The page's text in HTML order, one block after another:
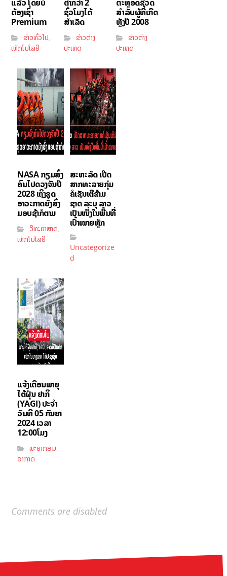
ແລ້ວ ໂດຍບໍ່
ຕ້ອງເຊົ່າ
Premium
ຂ່າວທົ່ວໄປ,
ເທັກໂນໂລຢີ
ຕ່ຳກວ່າ 2
ຊົ່ວໂມງໄດ້
ສຳເລັດ
ຂ່າວຕ່າງ
ປະເທດ
ຕະຫຼອດຊີວິດ
ສຳລັບຜູ້ທີ່ເກີດ
ຫຼັງປີ 2008
ຂ່າວຕ່າງ
ປະເທດ
NASA ກຽມສົ່ງ
ຄົນໄປດວງຈັນປີ
2028 ເຖິງຊຸດ
ອາວະກາດຍັງສົ່ງ
ມອບຊ້າກໍຕາມ
ວິທະຍາສາດ,
ເທັກໂນໂລຢີ
ສະຫະລັດ ເປີດ
ສາກທະລາຍກຸ່ມ
ຄໍເຊັນເຕີຂ້າມ
ຊາດ ລະບຸ ລາວ
ເປັນໜຶ່ງໃນພື້ນທີ່
ເປົ້າໝາຍຫຼັກ
Uncategorize
d
ແຈ້ງເຕືອນພາຍຸ
ໄຕ້ຝຸ່ນ ຢາກິ
(YAGI)​ ປະຈໍາ
ວັນທີ 05 ກັນຍາ
2024 ເວລາ
12:00ໂມງ
ພະຍາກອນ
ອາກາດ
Comments are disabled